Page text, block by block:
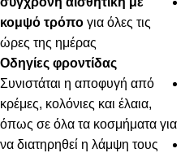
κομψό τρόπο για όλες τις
ώρες της ημέρας
Οδηγίες φροντίδας
Συνιστάται η αποφυγή από
κρέμες, κολόνιες και έλαια,
όπως σε όλα τα κοσμήματα για
να διατηρηθεί η λάμψη τους